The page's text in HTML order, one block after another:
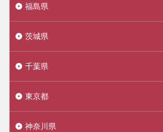
福島県
茨城県
千葉県
東京都
神奈川県